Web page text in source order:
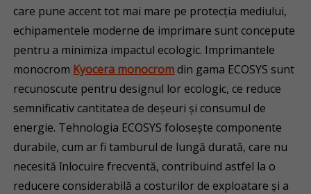
care pune accent tot mai mare pe protecția mediului,
echipamentele moderne de imprimare sunt concepute
pentru a minimiza impactul ecologic. Imprimantele
monocrom Kyocera monocromdin gama ECOSYS sunt
recunoscute pentru designul lor ecologic, ce reduce
semnificativ cantitatea de deșeuri și consumul de
energie. Tehnologia ECOSYS folosește componente
durabile, cum ar fi tamburul de lungă durată, care nu
necesită înlocuire frecventă, contribuind astfel la o
reducere considerabilă a costurilor de exploatare și a